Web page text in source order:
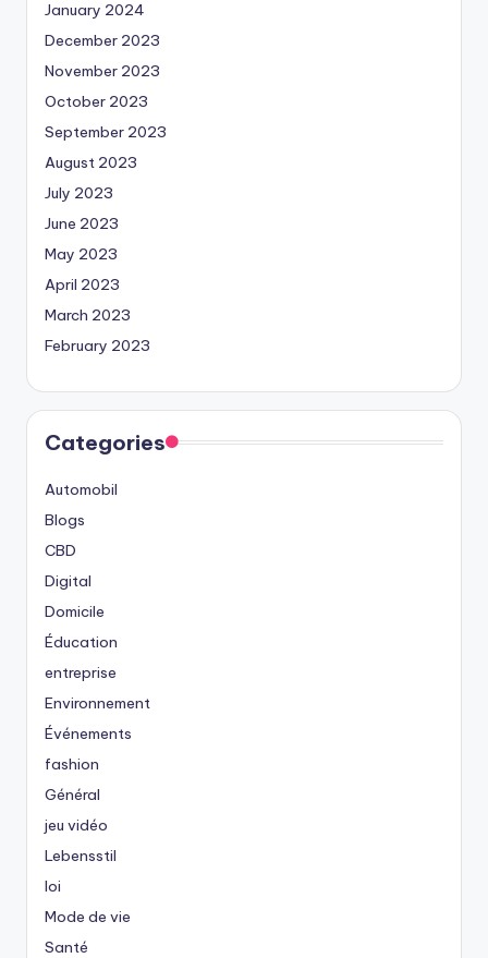
January 2024
December 2023
November 2023
October 2023
September 2023
August 2023
July 2023
June 2023
May 2023
April 2023
March 2023
February 2023
Categories
Automobil
Blogs
CBD
Digital
Domicile
Éducation
entreprise
Environnement
Événements
fashion
Général
jeu vidéo
Lebensstil
loi
Mode de vie
Santé